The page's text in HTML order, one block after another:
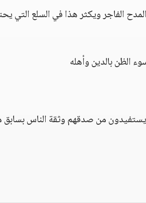
الفاجر ويكثر هذا في السلع التي
الظن بالدين وأهله
يستفيدون من صدقهم وثقة الناس بسابق